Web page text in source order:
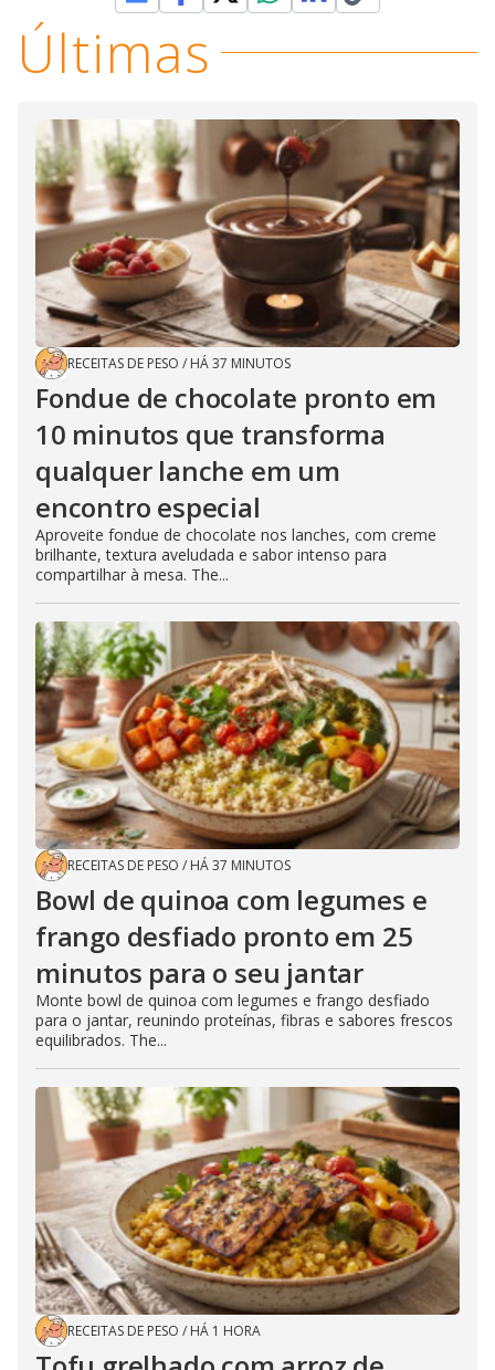
Últimas
RECEITAS DE PESO / HÁ 37 MINUTOS
Fondue de chocolate pronto em
10 minutos que transforma
qualquer lanche em um
encontro especial
Aproveite fondue de chocolate nos lanches, com creme
brilhante, textura aveludada e sabor intenso para
compartilhar à mesa. The...
RECEITAS DE PESO / HÁ 37 MINUTOS
Bowl de quinoa com legumes e
frango desfiado pronto em 25
minutos para o seu jantar
Monte bowl de quinoa com legumes e frango desfiado
para o jantar, reunindo proteínas, fibras e sabores frescos
equilibrados. The...
RECEITAS DE PESO / HÁ 1 HORA